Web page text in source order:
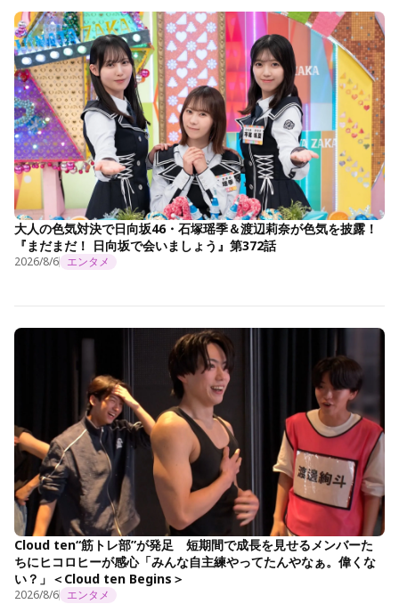
大人の色気対決で日向坂46・石塚瑶季＆渡辺莉奈が色気を披露！
『まだまだ！ 日向坂で会いましょう』第372話
2026/8/6 エンタメ
Cloud ten“筋トレ部”が発足 短期間で成長を見せるメンバーた
ちにヒコロヒーが感心「みんな自主練やってたんやなぁ。偉くな
い？」＜Cloud ten Begins＞
2026/8/6 エンタメ